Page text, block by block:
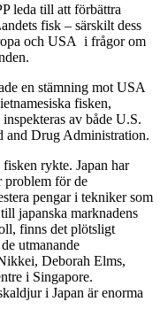
leda till att förbättra
fisk – särskilt dess
och USA i frågor om
en stämning mot USA
fisken,
av både U.S.
and Drug Administration.
rykte. Japan har
problem för de
pengar i tekniker som
japanska marknadens
finns det plötsligt
utmanande
Deborah Elms,
i Singapore.
i Japan är enorma